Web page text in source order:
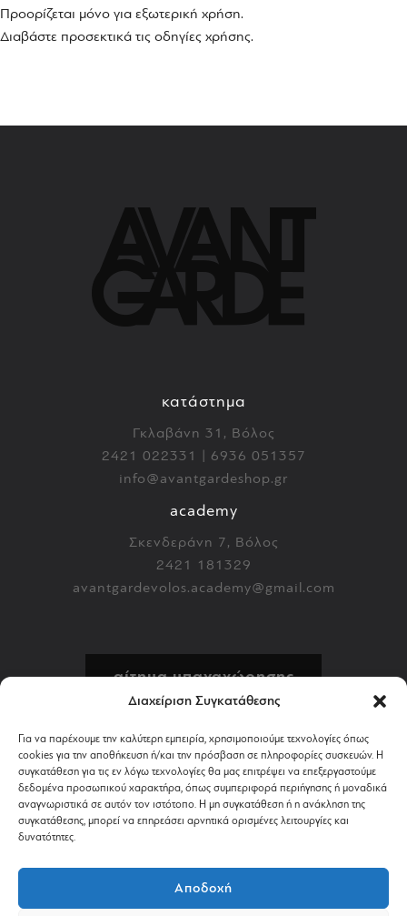
Διαχείριση Συγκατάθεσης
Για να παρέχουμε την καλύτερη εμπειρία, χρησιμοποιούμε τεχνολογίες όπως
cookies για την αποθήκευση ή/και την πρόσβαση σε πληροφορίες συσκευών. Η
συγκατάθεση για τις εν λόγω τεχνολογίες θα μας επιτρέψει να επεξεργαστούμε
δεδομένα προσωπικού χαρακτήρα, όπως συμπεριφορά περιήγησης ή μοναδικά
αναγνωριστικά σε αυτόν τον ιστότοπο. Η μη συγκατάθεση ή η ανάκληση της
συγκατάθεσης, μπορεί να επηρεάσει αρνητικά ορισμένες λειτουργίες και
δυνατότητες.
Αποδοχή
Προορίζεται μόνο για εξωτερική χρήση.
Διαβάστε προσεκτικά τις οδηγίες χρήσης.
κατάστημα
Γκλαβάνη 31, Βόλος
2421 022331 | 6936 051357
info@avantgardeshop.gr
academy
Σκενδεράνη 7, Βόλος
2421 181329
avantgardevolos.academy@gmail.com
αίτημα υπαναχώρησης
αποστολή & πληρωμή
όροι χρήσης